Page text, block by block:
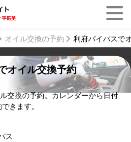
オイル交換の予約 利府バイパスで
オイル交換予約
交換の予約。カレンダーから日付
きます。
ス